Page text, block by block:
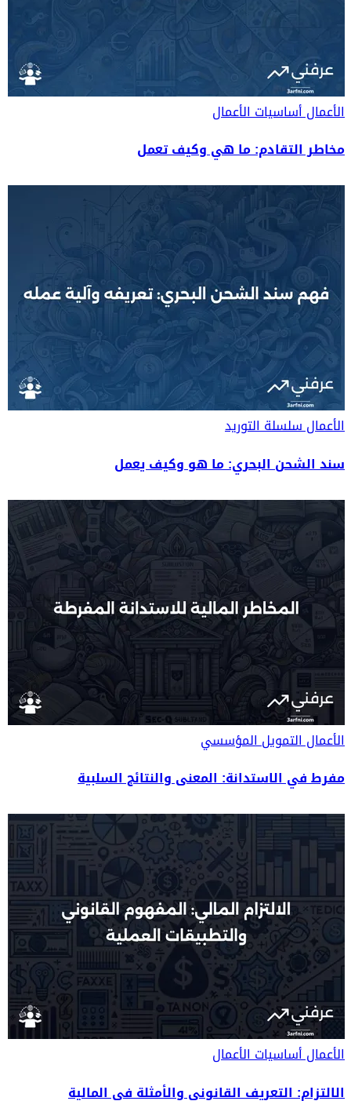
الأعمالأساسيات الأعمال
مخاطر التقادم: ما هي وكيف تعمل
الأعمالسلسلة التوريد
سند الشحن البحري: ما هو وكيف يعمل
الأعمالالتمويل المؤسسي
مفرط في الاستدانة: المعنى والنتائج السلبية
الأعمالأساسيات الأعمال
الالتزام: التعريف القانوني والأمثلة في المالية